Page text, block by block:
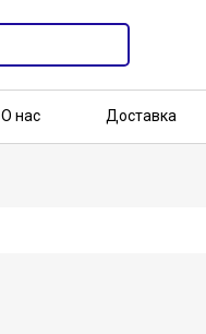
О нас Доставка